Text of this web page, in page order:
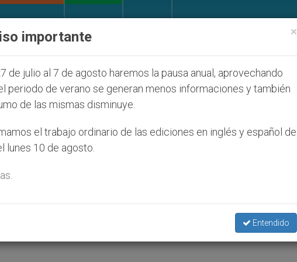
judíos que afecta a cristianos (y no sólo) en Tierra Santa
cambio
×
importante
de julio al 7 de agosto haremos la pausa anual, aprovechando
periodo de verano se generan menos informaciones y también
de las mismas disminuye.
el trabajo ordinario de las ediciones en inglés y español de
lunes 10 de agosto.
Entendido